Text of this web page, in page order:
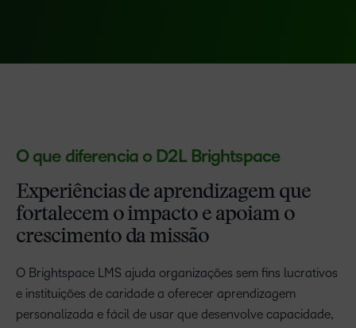
O que diferencia o D2L Brightspace
Experiências de aprendizagem que
fortalecem o impacto e apoiam o
crescimento da missão
O Brightspace LMS ajuda organizações sem fins lucrativos
e instituições de caridade a oferecer aprendizagem
personalizada e fácil de usar que desenvolve capacidade,